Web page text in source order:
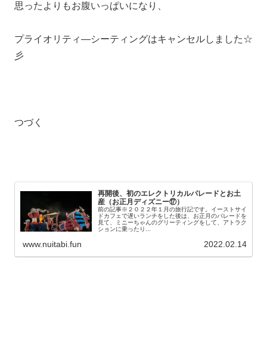
思ったよりもお腹いっぱいになり、
プライオリティ―シーティングはキャンセルしました☆
彡
つづく
再開後、初のエレクトリカルパレードとお土
産（お正月ディズニー⑰）
前の記事※２０２２年１月の旅行記です。イーストサイ
ドカフェで遅いランチをした後は、お正月のパレードを
見て、ミニーちゃんのグリーティングをして、アトラク
ションに乗ったり...
www.nuitabi.fun 2022.02.14